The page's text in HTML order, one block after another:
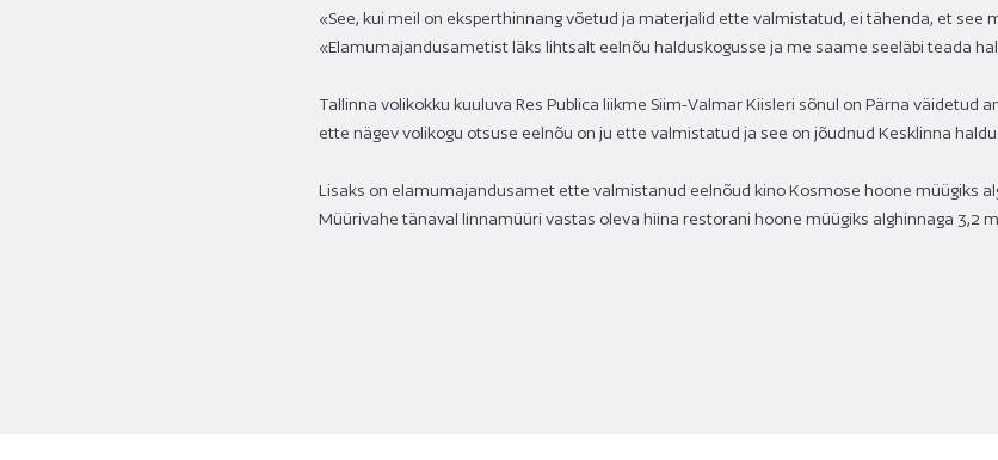
«See, kui meil on eksperthinnang võetud ja materjalid ette valmistatud, ei tähenda, et see
«Elamumajandusametist läks lihtsalt eelnõu halduskogusse ja me saame seeläbi teada
Tallinna volikokku kuuluva Res Publica liikme Siim-Valmar Kiisleri sõnul on Pärna väidetud
ette nägev volikogu otsuse eelnõu on ju ette valmistatud ja see on jõudnud Kesklinna
Lisaks on elamumajandusamet ette valmistanud eelnõud kino Kosmose hoone müügiks
Müürivahe tänaval linnamüüri vastas oleva hiina restorani hoone müügiks alghinnaga 3,2